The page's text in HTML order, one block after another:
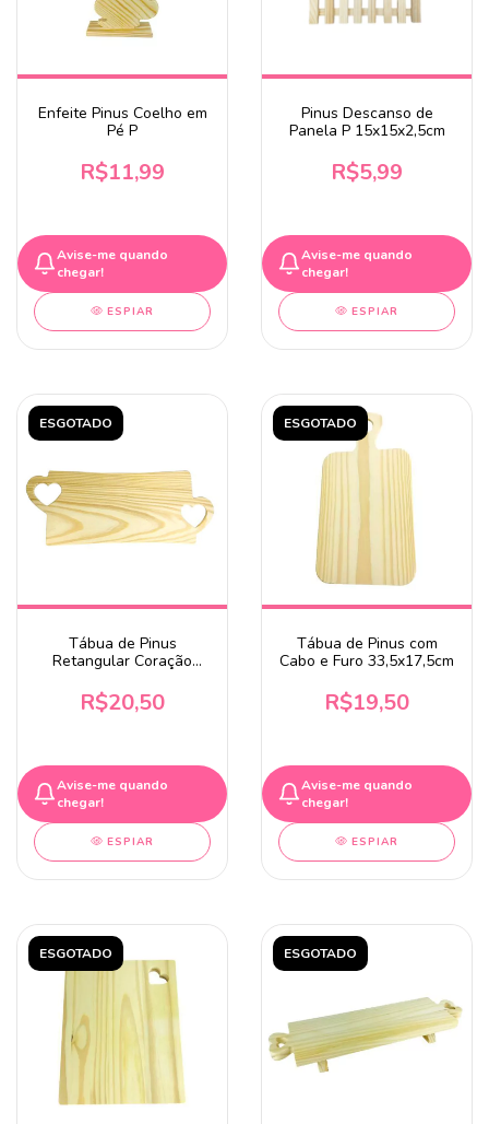
Enfeite Pinus Coelho em
Pé P
R$11,99
Avise-me quando
chegar!
ESPIAR
Pinus Descanso de
Panela P 15x15x2,5cm
R$5,99
Avise-me quando
chegar!
ESPIAR
ESGOTADO
Tábua de Pinus
Retangular Coração
R$20,50
Avise-me quando
chegar!
ESPIAR
ESGOTADO
Tábua de Pinus com
Cabo e Furo 33,5x17,5cm
R$19,50
Avise-me quando
chegar!
ESPIAR
ESGOTADO ESGOTADO